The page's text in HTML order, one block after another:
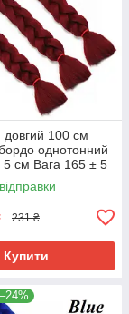
довгий 100 см
однотонний
5 см Вага 165 ± 5
Bug100
231 ₴
Купити
–24%